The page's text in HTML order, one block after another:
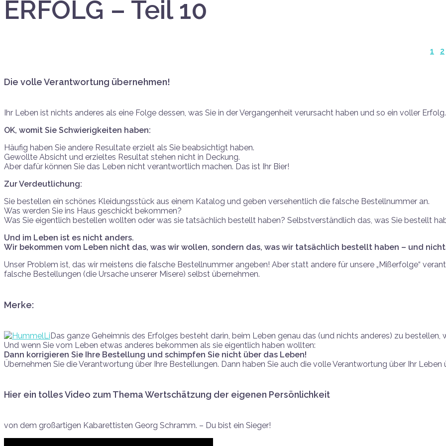
ERFOLG – Teil 10
1 2
Die volle Verantwortung übernehmen!
Ihr Leben ist nichts anderes als eine Folge dessen, was Sie in der Vergangenheit verursacht haben und so ein voller Erfolg.
OK, womit Sie Schwierigkeiten haben:
Häufig haben Sie andere Resultate erzielt als Sie beabsichtigt haben.
Gewollte Absicht und erzieltes Resultat stehen nicht in Deckung.
Aber dafür können Sie das Leben nicht verantwortlich machen. Das ist Ihr Bier!
Zur Verdeutlichung:
Sie bestellen ein schönes Kleidungsstück aus einem Katalog und geben versehentlich die falsche Bestellnummer an.
Was werden Sie ins Haus geschickt bekommen?
Was Sie eigentlich bestellen wollten oder was sie tatsächlich bestellt haben? Selbstverständlich das, was Sie bestellt
Und im Leben ist es nicht anders.
Wir bekommen vom Leben nicht das, was wir wollen, sondern das, was wir tatsächlich bestellt haben – und
Unser Problem ist, das wir meistens die falsche Bestellnummer angeben! Aber statt andere für unsere „Mißerfolge“
falsche Bestellungen (die Ursache unserer Misere) selbst übernehmen.
Merke:
Das ganze Geheimnis des Erfolges besteht darin, beim Leben genau das (und nichts anderes) zu bestellen,
Und wenn Sie vom Leben etwas anderes bekommen als sie eigentlich haben wollten:
Dann korrigieren Sie Ihre Bestellung und schimpfen Sie nicht über das Leben!
Übernehmen Sie die Verantwortung über Ihre Bestellungen. Dann haben Sie auch die volle Verantwortung über Ihr Leben
Hier ein tolles Video zum Thema Wertschätzung der eigenen Persönlichkeit
von dem großartigen Kabarettisten Georg Schramm. – Du bist ein Sieger!